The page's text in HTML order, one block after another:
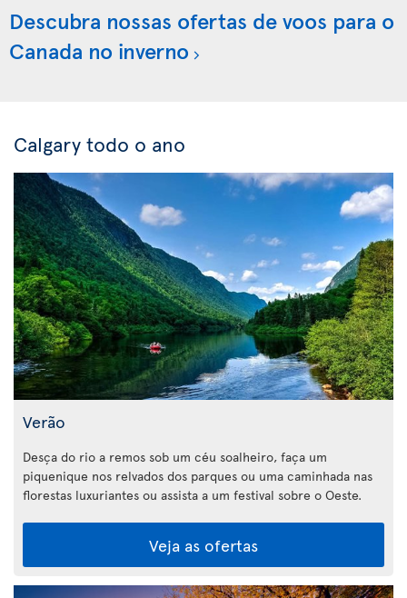
Descubra nossas ofertas de voos para o
Canada no inverno
Calgary todo o ano
Verão
Desça do rio a remos sob um céu soalheiro, faça um
piquenique nos relvados dos parques ou uma caminhada nas
florestas luxuriantes ou assista a um festival sobre o Oeste.
Veja as ofertas